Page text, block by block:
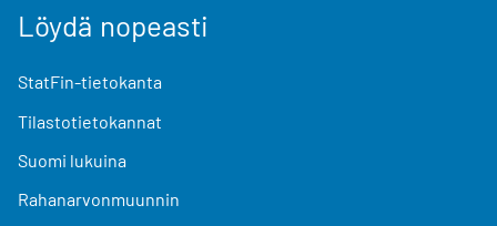
Löydä nopeasti
StatFin-tietokanta
Tilastotietokannat
Suomi lukuina
Rahanarvonmuunnin